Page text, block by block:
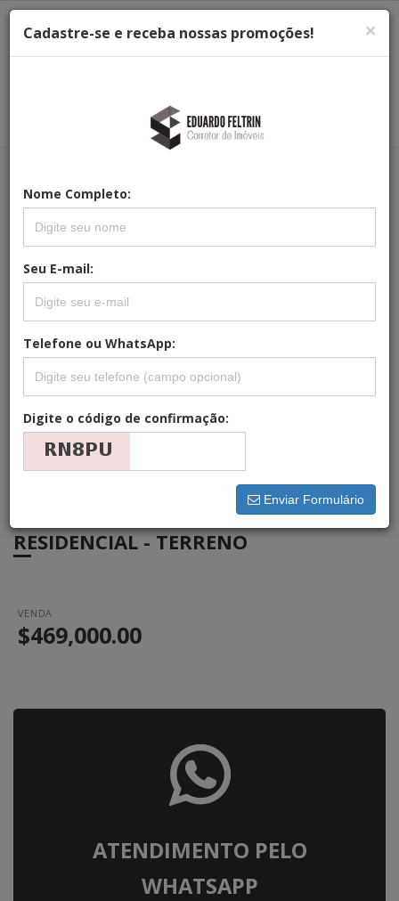
MenuMenu Principal
REFERÊNCIA: TC-0070
TERRENO À VENDA NO CONDOMÍNIO
RESERVA SANTA ROSA EM ITATIBA SP.
TERRENO DE CONDOMÍNIO -
RESIDENCIAL - TERRENO
VENDA
$469,000.00
ATENDIMENTO PELO
WHATSAPP
×
Cadastre-se e receba nossas promoções!
Nome Completo:
Seu E-mail:
Telefone ou WhatsApp:
Digite o código de confirmação:
Enviar Formulário